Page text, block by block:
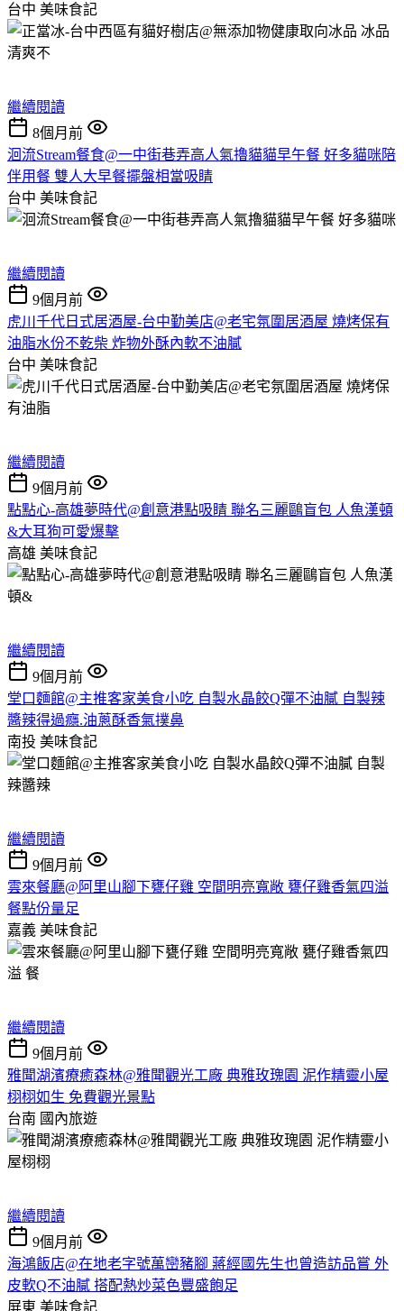
台中 美味食記
繼續閱讀
8個月前
洄流Stream餐食@一中街巷弄高人氣擼貓貓早午餐 好多貓咪陪
伴用餐 雙人大早餐擺盤相當吸睛
台中 美味食記
繼續閱讀
9個月前
虎川千代日式居酒屋-台中勤美店@老宅氛圍居酒屋 燒烤保有
油脂水份不乾柴 炸物外酥內軟不油膩
台中 美味食記
繼續閱讀
9個月前
點點心-高雄夢時代@創意港點吸睛 聯名三麗鷗盲包 人魚漢頓
&大耳狗可愛爆擊
高雄 美味食記
繼續閱讀
9個月前
堂口麵館@主推客家美食小吃 自製水晶餃Q彈不油膩 自製辣
醬辣得過癮.油蔥酥香氣撲鼻
南投 美味食記
繼續閱讀
9個月前
雲來餐廳@阿里山腳下甕仔雞 空間明亮寬敞 甕仔雞香氣四溢
餐點份量足
嘉義 美味食記
繼續閱讀
9個月前
雅聞湖濱療癒森林@雅聞觀光工廠 典雅玫瑰園 泥作精靈小屋
栩栩如生 免費觀光景點
台南 國內旅遊
繼續閱讀
9個月前
海鴻飯店@在地老字號萬巒豬腳 蔣經國先生也曾造訪品嘗 外
皮軟Q不油膩 搭配熱炒菜色豐盛飽足
屏東 美味食記